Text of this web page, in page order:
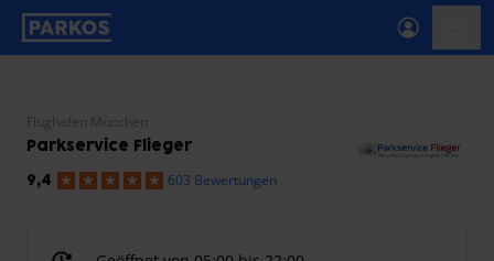
beschriftung-für-primäre-navigation
Flughafen München
Parkservice Flieger
9,4 603 Bewertungen